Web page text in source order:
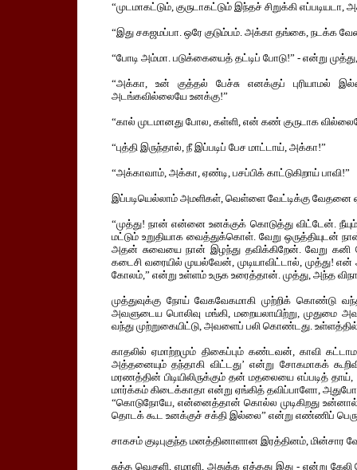
“முடமாகட்டும், குருடாகட்டும் இந்தச் சிறுக்கி
“இது சகஜமப்பா. ஒரே குடும்பம். அக்கா தங்கை, நடக்க
“போடி அம்மா. படுக்கையைத் தட்டிப் போடு!” - என்று
“அக்கா, உன் குத்தல் பேச்சு எனக்குப் புரியாமல்
அடங்கவில்லையே உனக்கு!”
“கால் முடமானது போல, கள்ளி, என் கண் குருடாக
“புத்தி இருந்தால், நீ இப்படிப் பேச மாட்டாய், அக்கா!”
“அக்காவாம், அக்கா, ஏண்டி, பசப்பிக் காட்டுகிறாய் பாவி!”
இப்படியெல்லாம் அமளிகள், வெள்ளை வேட்டிக்கு வேதனை
“முத்து! நான் என்னை உனக்குக் கொடுத்து விட்டேன்.
மட்டும் உறுதியாக வைத்துக்கொள். வேறு ஒருத்தியுடன்
அதன் சுவையை நான் இழந்து தவிக்கிறேன். வேறு கனி
கடைசி வரையில் முயல்வேன், முடியாவிட்டால், முத்து!
கோலம்,” என்று உள்ளம் உருக உரைத்தான். முத்து, அந்த
முத்துவுக்கு நோய் வேகவேகமாகி முற்றிக் கொண்டு
அவளுடைய பொலிவு மங்கி, மறையலாயிற்று, முதுமை
வந்து முற்றுகையிட்டு, அவளைப் பலி கொண்டது.
காதலில் ஏமாற்றமும் திகைப்பும் கண்டவன், காவி
அத்தனையும் தந்தாகி விட்டது’ என்று சோகமாகக்
மரணத்தின் பிடியிலிருக்கும் தன் மதலையை எப்படித்
மார்க்கம் கிடைக்காதா என்று ஏங்கித் தவிப்பாளோ,
“கொடுநோயே, என்னைத்தான் கொல்ல முடிகிறது
தொடக் கூட உனக்குச் சக்தி இல்லை” என்று எண்ணிப்
சாகசம் குடிபுகுந்த மனத்தினாளான இரத்தினம், மின்சார
சுத்த வெகுளி, ஏமாளி, அதுக்க ஏத்தது இது - என்று